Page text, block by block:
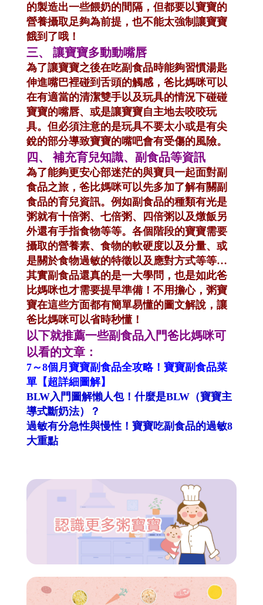
的製造出一些餵奶的間隔，但都要以寶寶的
營養攝取足夠為前提，也不能太強制讓寶寶
餓到了哦！
三、 讓寶寶多動動嘴唇
為了讓寶寶之後在吃副食品時能夠習慣湯匙
伸進嘴巴裡碰到舌頭的觸感，爸比媽咪可以
在有適當的清潔雙手以及玩具的情況下碰碰
寶寶的嘴唇、或是讓寶寶自主地去咬咬玩
具。但必須注意的是玩具不要太小或是有尖
銳的部分導致寶寶的嘴吧會有受傷的風險。
四、 補充育兒知識、副食品等資訊
為了能夠更安心部迷茫的與寶貝一起面對副
食品之旅，爸比媽咪可以先多加了解有關副
食品的育兒資訊。例如副食品的種類有光是
粥就有十倍粥、七倍粥、四倍粥以及燉飯另
外還有手指食物等等。各個階段的寶寶需要
攝取的營養素、食物的軟硬度以及分量、或
是關於食物過敏的特徵以及應對方式等等…
其實副食品還真的是一大學問，也是如此爸
比媽咪也才需要提早準備！不用擔心，粥寶
寶在這些方面都有簡單易懂的圖文解說，讓
爸比媽咪可以省時秒懂！
以下就推薦一些副食品入門爸比媽咪可
以看的文章：
7～8個月寶寶副食品全攻略！寶寶副食品菜
單【超詳細圖解】
BLW入門圖解懶人包！什麼是BLW（寶寶主
導式斷奶法）？
過敏有分急性與慢性！寶寶吃副食品的過敏8
大重點